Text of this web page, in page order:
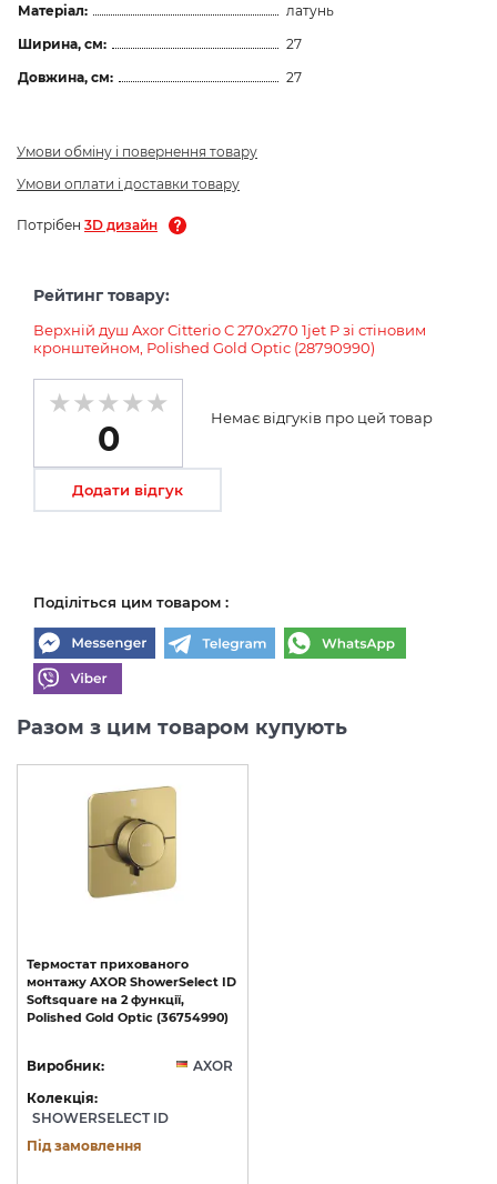
Матеріал:
латунь
Ширина, см:
27
Довжина, см:
27
Умови обміну і повернення товару
Умови оплати і доставки товару
Потрібен 3D дизайн
Рейтинг товару:
Верхній душ Axor Citterio C 270х270 1jet P зі стіновим
кронштейном, Polished Gold Optic (28790990)
0
Немає відгуків про цей товар
Додати відгук
Поділіться цим товаром :
Разом з цим товаром купують
Термостат прихованого
монтажу AXOR ShowerSelect ID
Softsquare на 2 функції,
Polished Gold Optic (36754990)
Виробник:
AXOR
Колекція:
SHOWERSELECT ID
Під замовлення